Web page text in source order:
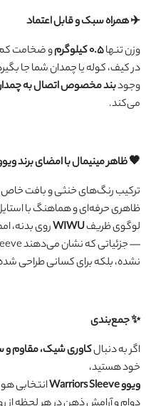
✈️ همراه سبک و قابل اعتماد
وزن تنها۰.۵ کیلوگرم و ضخامت
در کیف، کوله یا چمدان شما جا
وجودبند مخصوص اتصال به
می‌کند.
🖤 ظاهر مینیمال با امضای برند
ترکیب رنگ‌های خنثی و بافت خاص
ظاهری حرفه‌ای و هماهنگ با
لوگوی ظریفWIWUروی بدنه،
نشده، بلکه برای کسانی طراحی
✨ جمع‌بندی
اگر به دنبالکاوری شیک، مقاوم
خود هستید،
ویوو Warriors Sleeve
انتخابی